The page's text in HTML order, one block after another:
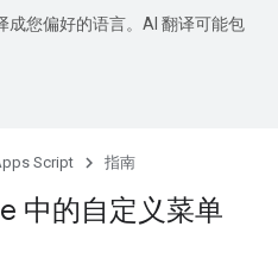
成您偏好的语言。AI 翻译可能包
Script 指南
中的自定义菜单